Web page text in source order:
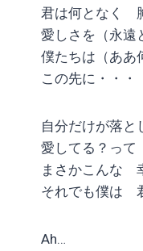
君は何となく
愛しさを（永遠
僕たちは（ああ
この先に・・・
自分だけが落と
愛してる？っ
まさかこんな
それでも僕は
Ah…